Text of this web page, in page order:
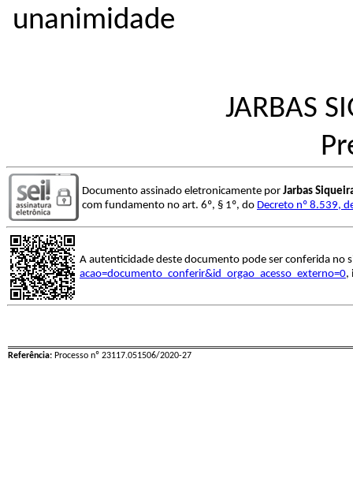
unanimidade
JARBAS
Documento assinado eletronicamente por Jarbas
com fundamento no art. 6º, § 1º, do Decreto nº 8.539,
A autenticidade deste documento pode ser conferida no
acao=documento_conferir&id_orgao_acesso_externo=0,
Referência: Processo nº 23117.051506/2020-27